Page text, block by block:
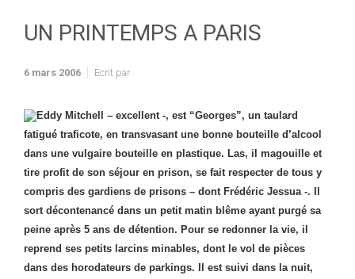
UN PRINTEMPS A PARIS
6 mars 2006 Ecrit par
Eddy Mitchell – excellent -, est “Georges”, un taulard
fatigué traficote, en transvasant une bonne bouteille d’alcool
dans une vulgaire bouteille en plastique. Las, il magouille et
tire profit de son séjour en prison, se fait respecter de tous y
compris des gardiens de prisons – dont Frédéric Jessua -. Il
sort décontenancé dans un petit matin blême ayant purgé sa
peine après 5 ans de détention. Pour se redonner la vie, il
reprend ses petits larcins minables, dont le vol de pièces
dans des horodateurs de parkings. Il est suivi dans la nuit,